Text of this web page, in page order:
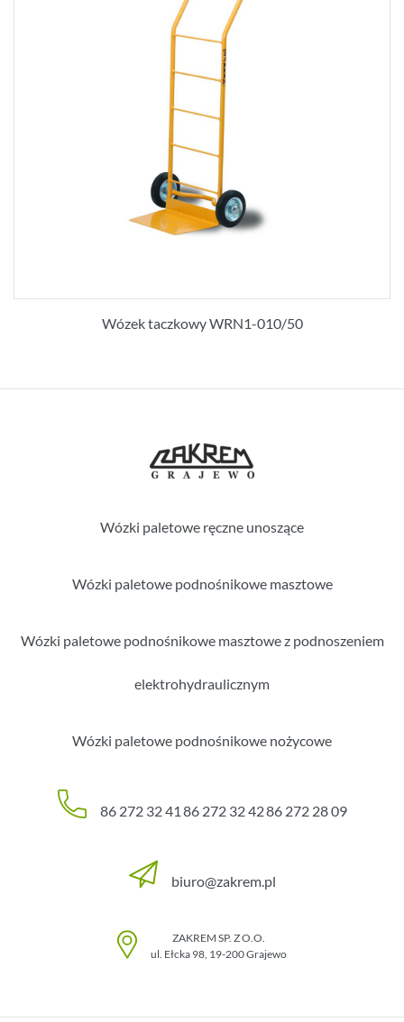
Wózek taczkowy WRN1-010/50
Wózki paletowe ręczne unoszące
Wózki paletowe podnośnikowe masztowe
Wózki paletowe podnośnikowe masztowe z podnoszeniem
elektrohydraulicznym
Wózki paletowe podnośnikowe nożycowe
86 272 32 41 86 272 32 4286 272 28 09
biuro@zakrem.pl
ZAKREM SP. Z O.O.
ul. Ełcka 98 19-200Grajewo